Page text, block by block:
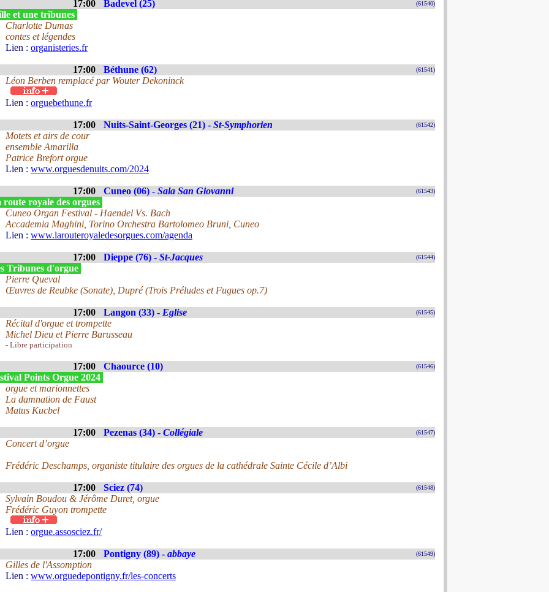
17:00 Badevel (25) (61540)
et une tribunes
Charlotte Dumas
contes et légendes
Lien : organisteries.fr
17:00 Béthune (62) (61541)
Léon Berben remplacé par Wouter Dekoninck
Lien : orguebethune.fr
17:00 Nuits-Saint-Georges (21) - St-Symphorien (61542)
Motets et airs de cour
ensemble Amarilla
Patrice Brefort orgue
Lien : www.orguesdenuits.com/2024
17:00 Cuneo (06) - Sala San Giovanni (61543)
royale des orgues
Cuneo Organ Festival - Haendel Vs. Bach
Accademia Maghini, Torino Orchestra Bartolomeo Bruni, Cuneo
Lien : www.larouteroyaledesorgues.com/agenda
17:00 Dieppe (76) - St-Jacques (61544)
Tribunes d'orgue
Pierre Queval
Œuvres de Reubke (Sonate), Dupré (Trois Préludes et Fugues op.7)
17:00 Langon (33) - Eglise (61545)
Récital d'orgue et trompette
Michel Dieu et Pierre Barusseau
- Libre participation
17:00 Chaource (10) (61546)
Points Orgue 2024
orgue et marionnettes
La damnation de Faust
Matus Kucbel
17:00 Pezenas (34) - Collégiale (61547)
Concert d’orgue
Frédéric Deschamps, organiste titulaire des orgues de la cathédrale Sainte Cécile d’Albi
17:00 Sciez (74) (61548)
Sylvain Boudou & Jérôme Duret, orgue
Frédéric Guyon trompette
Lien : orgue.assosciez.fr/
17:00 Pontigny (89) - abbaye (61549)
Gilles de l'Assomption
Lien : www.orguedepontigny.fr/les-concerts